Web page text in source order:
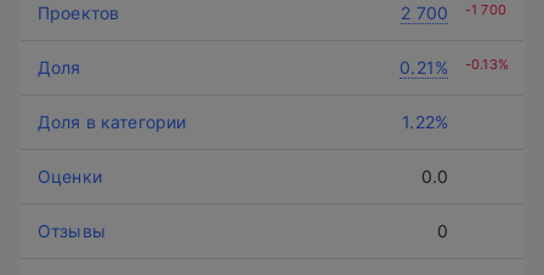
2 700 -1 700
0.21% -0.13%
1.22%
0.0
0